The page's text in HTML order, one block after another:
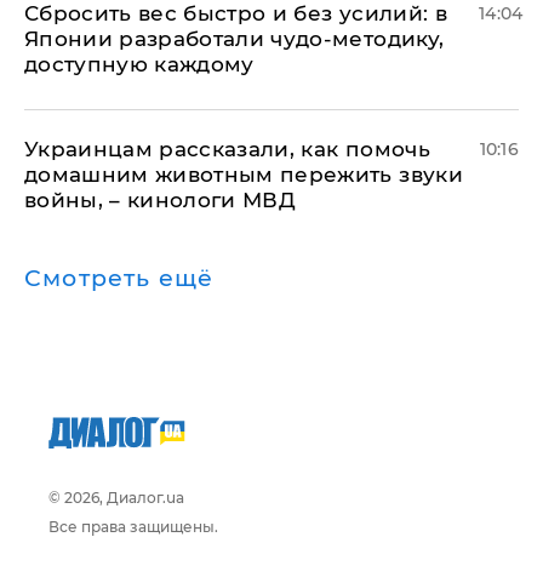
Сбросить вес быстро и без усилий: в
Японии разработали чудо-методику,
доступную каждому
14:04
Украинцам рассказали, как помочь
домашним животным пережить звуки
войны, – кинологи МВД
10:16
Смотреть ещё
© 2026, Диалог.ua
Все права защищены.